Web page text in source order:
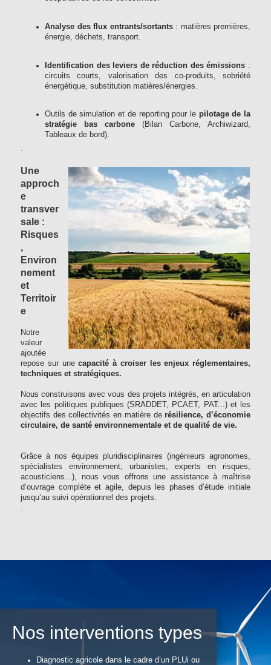
Analyse des flux entrants/sortants: matières premières,
énergie, déchets, transport.
Identification des leviers de réduction des émissions :
circuits courts, valorisation des co-produits, sobriété
énergétique, substitution matières/énergies.
Outils de simulation et de reporting pour le pilotage de la
stratégie bas carbone (Bilan Carbone, Archiwizard,
Tableaux de bord).
.
Une
approch
e
transver
sale :
Risques
,
Environ
nement
et
Territoir
e
Notre
valeur
ajoutée
repose sur unecapacité à croiser les enjeux réglementaires,
techniques et stratégiques.
Nous construisons avec vous des projets intégrés, en articulation
avec les politiques publiques (SRADDET, PCAET, PAT...) et les
objectifs des collectivités en matière de résilience, d’économie
circulaire, de santé environnementale et de qualité de vie.
Grâce à nos équipes pluridisciplinaires (ingénieurs agronomes,
spécialistes environnement, urbanistes, experts en risques,
acousticiens...), nous vous offrons une assistance à maîtrise
d’ouvrage complète et agile, depuis les phases d’étude initiale
jusqu’au suivi opérationnel des projets.
.
Nos interventions types
Diagnostic agricole dans le cadre d’un PLUi ou